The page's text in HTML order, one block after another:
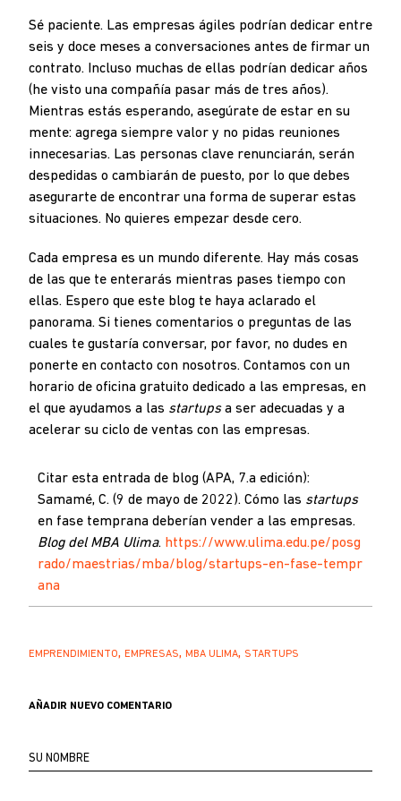
Sé paciente. Las empresas ágiles podrían dedicar entre
seis y doce meses a conversaciones antes de firmar un
contrato. Incluso muchas de ellas podrían dedicar años
(he visto una compañía pasar más de tres años).
Mientras estás esperando, asegúrate de estar en su
mente: agrega siempre valor y no pidas reuniones
innecesarias. Las personas clave renunciarán, serán
despedidas o cambiarán de puesto, por lo que debes
asegurarte de encontrar una forma de superar estas
situaciones. No quieres empezar desde cero.
Cada empresa es un mundo diferente. Hay más cosas
de las que te enterarás mientras pases tiempo con
ellas. Espero que este blog te haya aclarado el
panorama. Si tienes comentarios o preguntas de las
cuales te gustaría conversar, por favor, no dudes en
ponerte en contacto con nosotros. Contamos con un
horario de oficina gratuito dedicado a las empresas, en
el que ayudamos a las startupsa ser adecuadas y a
acelerar su ciclo de ventas con las empresas.
Citar esta entrada de blog (APA, 7.a edición):
Samamé, C. (9 de mayo de 2022). Cómo las startups
en fase temprana deberían vender a las empresas.
Blog del MBA Ulima. https://www.ulima.edu.pe/posg
rado/maestrias/mba/blog/startups-en-fase-tempr
ana
EMPRENDIMIENTO EMPRESAS MBA ULIMA STARTUPS
AÑADIR NUEVO COMENTARIO
Su